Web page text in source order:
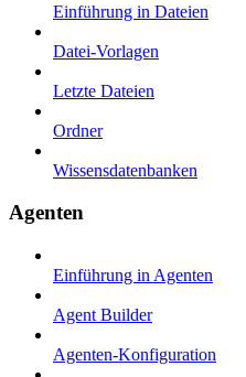
Einführung in Dateien
Datei-Vorlagen
Letzte Dateien
Ordner
Wissensdatenbanken
Agenten
Einführung in Agenten
Agent Builder
Agenten-Konfiguration